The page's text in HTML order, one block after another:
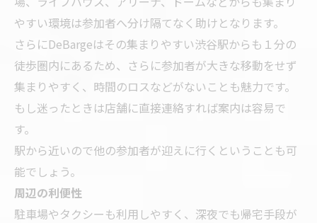
やすい環境は参加者へ分け隔てなく助けとなります。
さらにDeBargeはその集まりやすい渋谷駅からも１分の
徒歩圏内にあるため、さらに参加者が大きな移動をせず
集まりやすく、時間のロスなどがないことも魅力です。
もし迷ったときは店舗に直接連絡すれば案内は容易で
す。
駅から近いので他の参加者が迎えに行くということも可
能でしょう。
周辺の利便性
駐車場やタクシーも利用しやすく、深夜でも帰宅手段が